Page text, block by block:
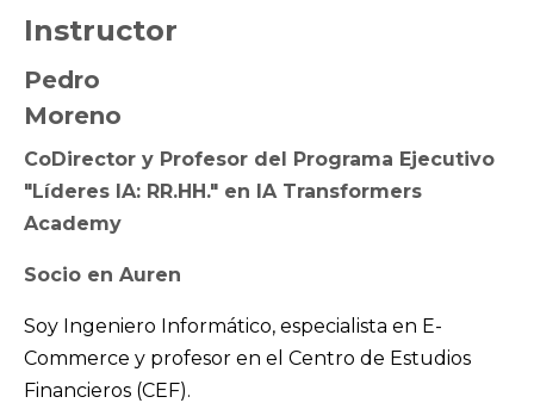
Instructor
Pedro
Moreno
CoDirector y Profesor del Programa Ejecutivo
"Líderes IA: RR.HH." en IA Transformers
Academy
Socio en Auren
Soy Ingeniero Informático, especialista en E-
Commerce y profesor en el Centro de Estudios
Financieros (CEF).